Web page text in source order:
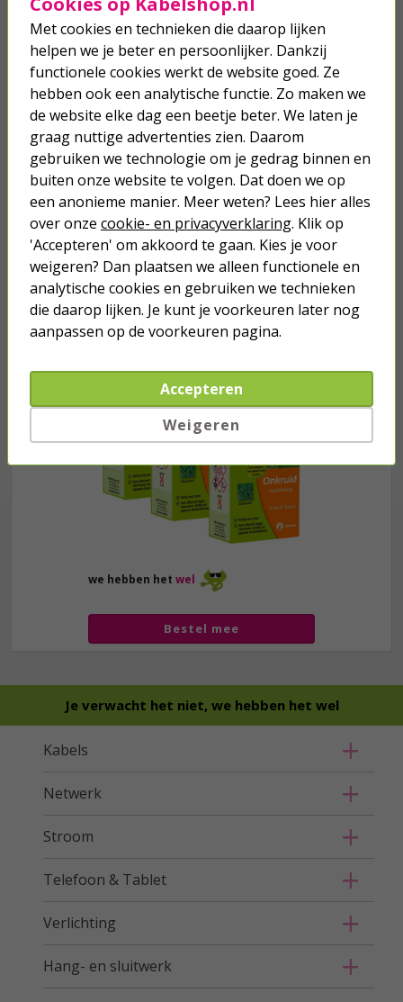
Je verwacht het niet
Turbo onkruidverdelger (Concentraat,
3x 100ml) | Ook voor je gazon!
40,
89
we hebben het wel
Bestel mee
cm (PP, Grijs)
29,95
Tuinstoelhoes | Perel | 95 x 66 x
133 cm (PP, Grijs)
34,95
Je verwacht het niet, we hebben het wel
Kabels
Netwerk
Stroom
Telefoon & Tablet
Verlichting
Hang- en sluitwerk
Met cookies en technieken die daarop lijken
helpen we je beter en persoonlijker. Dankzij
functionele cookies werkt de website goed. Ze
hebben ook een analytische functie. Zo maken we
de website elke dag een beetje beter. We laten je
graag nuttige advertenties zien. Daarom
gebruiken we technologie om je gedrag binnen en
buiten onze website te volgen. Dat doen we op
een anonieme manier. Meer weten? Lees hier alles
over onze cookie- en privacyverklaring. Klik op
'Accepteren' om akkoord te gaan. Kies je voor
weigeren? Dan plaatsen we alleen functionele en
analytische cookies en gebruiken we technieken
die daarop lijken. Je kunt je voorkeuren later nog
aanpassen op de voorkeuren pagina.
Accepteren
Weigeren